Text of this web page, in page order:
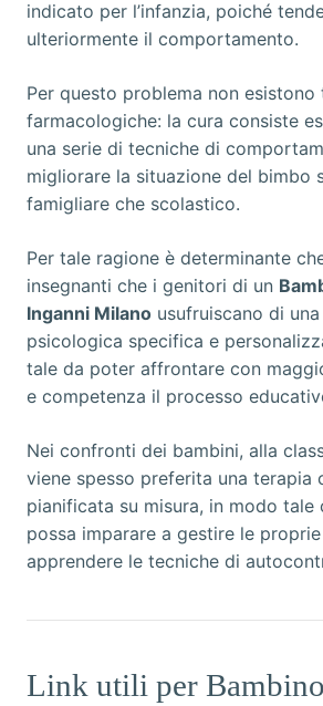
indicato per l’infanzia, poiché
ulteriormente il comportamento.
Per questo problema non esistono
farmacologiche: la cura consiste
una serie di tecniche di
migliorare la situazione del bimbo
famigliare che scolastico.
Per tale ragione è determinante
insegnanti che i genitori di un
Inganni Milano usufruiscano di
psicologica specifica e
tale da poter affrontare con
e competenza il processo
Nei confronti dei bambini, alla
viene spesso preferita una terapia
pianificata su misura, in modo tale
possa imparare a gestire le
apprendere le tecniche di
Link utili per